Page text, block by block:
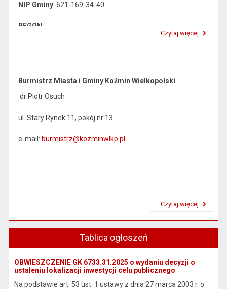
NIP Gminy: 621-169-34-40
REGON:
Czytaj więcej
Burmistrz Miasta i Gminy Koźmin Wielkopolski
dr Piotr Osuch
ul. Stary Rynek 11, pokój nr 13
e-mail: burmistrz@kozminwlkp.pl
Czytaj więcej
Tablica ogłoszeń
OBWIESZCZENIE GK 6733.31.2025 o wydaniu decyzji o
ustaleniu lokalizacji inwestycji celu publicznego
Na podstawie art. 53 ust. 1 ustawy z dnia 27 marca 2003 r. o